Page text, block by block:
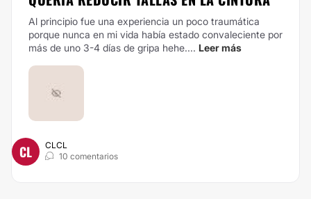
Al principio fue una experiencia un poco traumática
porque nunca en mi vida había estado convaleciente por
más de uno 3-4 días de gripa hehe.... Leer más
CL
CLCL
10 comentarios